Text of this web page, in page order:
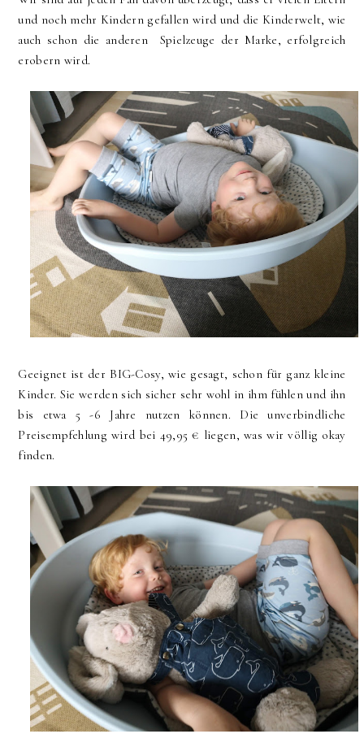
und noch mehr Kindern gefallen wird und die Kinderwelt, wie
auch schon die anderen Spielzeuge der Marke, erfolgreich
erobern wird.
Geeignet ist der BIG-Cosy, wie gesagt, schon für ganz kleine
Kinder. Sie werden sich sicher sehr wohl in ihm fühlen und ihn
bis etwa 5 -6 Jahre nutzen können. Die unverbindliche
Preisempfehlung wird bei 49,95 € liegen, was wir völlig okay
finden.